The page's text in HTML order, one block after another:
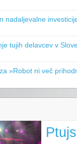
nadaljevalne
tujih delavcev v
»Robot ni več